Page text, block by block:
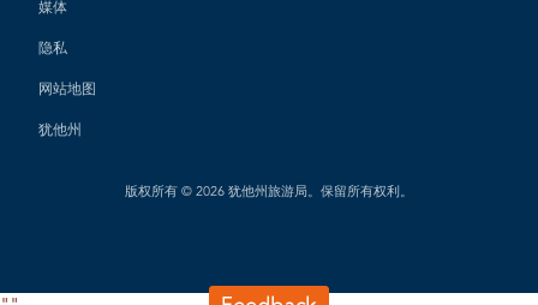
媒体
隐私
网站地图
犹他州
版权所有 © 2026 犹他州旅游局。保留所有权利。